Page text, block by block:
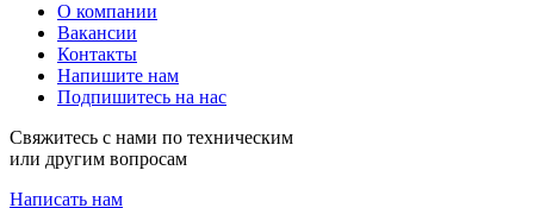
О компании
Вакансии
Контакты
Напишите нам
Подпишитесь на нас
Свяжитесь с нами по техническим
или другим вопросам
Написать нам